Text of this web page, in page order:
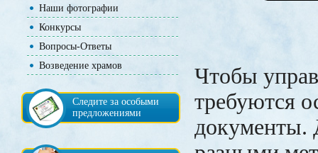
Наши фотографии
Конкурсы
Вопросы-Ответы
Возведение храмов
Следите за особыми
предложениями
Чтобы
требуются
документы.